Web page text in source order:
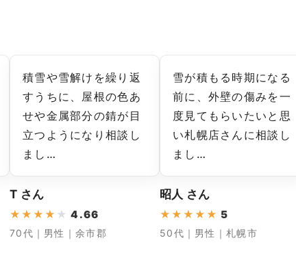
積雪や雪解けを繰り返
すうちに、屋根の色あ
せや金属部分の錆が目
立つようになり相談し
まし…
T さん
★ ★ ★ ★ ★ 4.66
70代｜男性｜余市郡
雪が積もる時期になる
前に、外壁の傷みを一
度見てもらいたいと思
い札幌店さんに相談し
まし…
昭人 さん
★ ★ ★ ★ ★ 5
50代｜男性｜札幌市